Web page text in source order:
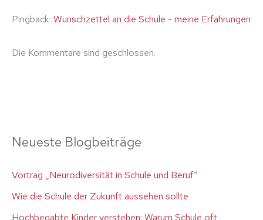
Pingback: Wunschzettel an die Schule - meine Erfahrungen
Die Kommentare sind geschlossen.
Neueste Blogbeiträge
Vortrag „Neurodiversität in Schule und Beruf“
Wie die Schule der Zukunft aussehen sollte
Hochbegabte Kinder verstehen: Warum Schule oft